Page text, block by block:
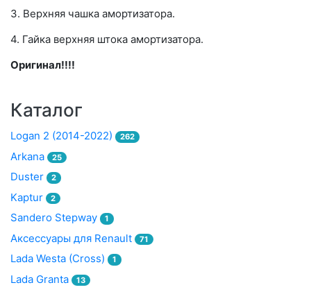
3. Верхняя чашка амортизатора.
4. Гайка верхняя штока амортизатора.
Оригинал!!!!
Каталог
Logan 2 (2014-2022) 262
Arkana 25
Duster 2
Kaptur 2
Sandero Stepway 1
Аксессуары для Renault 71
Lada Westa (Cross) 1
Lada Granta 13